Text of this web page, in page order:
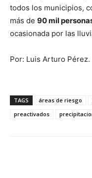
todos los municipios,
más de 90 mil
ocasionada por las
Por: Luis Arturo Pérez.
TAGS áreas de riesgo
preactivados